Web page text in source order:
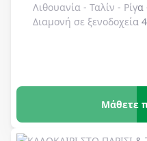
Λιθουανία - Ταλίν - Ρίγα
Διαμονή σε ξενοδοχεία
Μάθετε